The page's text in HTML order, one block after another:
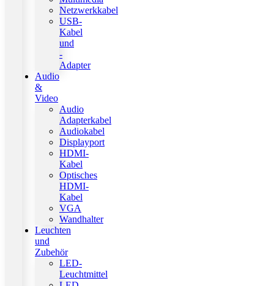
Netzwerkkabel
USB-
Kabel
und
-
Adapter
Audio
&
Video
Audio
Adapterkabel
Audiokabel
Displayport
HDMI-
Kabel
Optisches
HDMI-
Kabel
VGA
Wandhalter
Leuchten
und
Zubehör
LED-
Leuchtmittel